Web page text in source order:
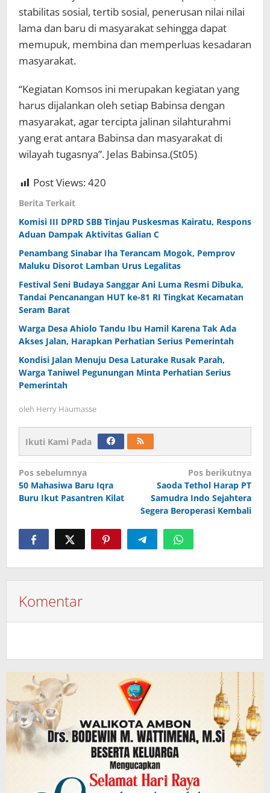
stabilitas sosial, tertib sosial, penerusan nilai nilai
lama dan baru di masyarakat sehingga dapat
memupuk, membina dan memperluas kesadaran
masyarakat.
“Kegiatan Komsos ini merupakan kegiatan yang
harus dijalankan oleh setiap Babinsa dengan
masyarakat, agar tercipta jalinan silahturahmi
yang erat antara Babinsa dan masyarakat di
wilayah tugasnya”. Jelas Babinsa.(St05)
Post Views:420
Berita Terkait
Komisi III DPRD SBB Tinjau Puskesmas Kairatu, Respons
Aduan Dampak Aktivitas Galian C
Penambang Sinabar Iha Terancam Mogok, Pemprov
Maluku Disorot Lamban Urus Legalitas
Festival Seni Budaya Sanggar Ani Luma Resmi Dibuka,
Tandai Pencanangan HUT ke-81 RI Tingkat Kecamatan
Seram Barat
Warga Desa Ahiolo Tandu Ibu Hamil Karena Tak Ada
Akses Jalan, Harapkan Perhatian Serius Pemerintah
Kondisi Jalan Menuju Desa Laturake Rusak Parah,
Warga Taniwel Pegunungan Minta Perhatian Serius
Pemerintah
oleh Herry Haumasse
Ikuti Kami Pada
Navigasi
pos
Pos sebelumnya
50 Mahasiwa Baru Iqra
Buru Ikut Pasantren Kilat
Pos berikutnya
Saoda Tethol Harap PT
Samudra Indo Sejahtera
Segera Beroperasi Kembali
Komentar